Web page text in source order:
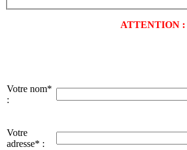
ATTENTION :
Votre nom*
:
Votre
adresse* :